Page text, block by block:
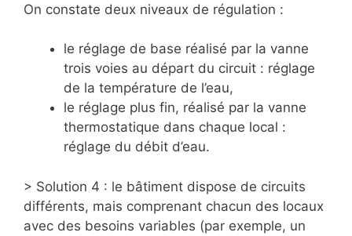
On constate deux niveaux de régulation :
le réglage de base réalisé par la vanne
trois voies au départ du circuit : réglage
de la température de l’eau,
le réglage plus fin, réalisé par la vanne
thermostatique dans chaque local :
réglage du débit d’eau.
> Solution 4 : le bâtiment dispose de circuits
différents, mais comprenant chacun des locaux
avec des besoins variables (par exemple, un